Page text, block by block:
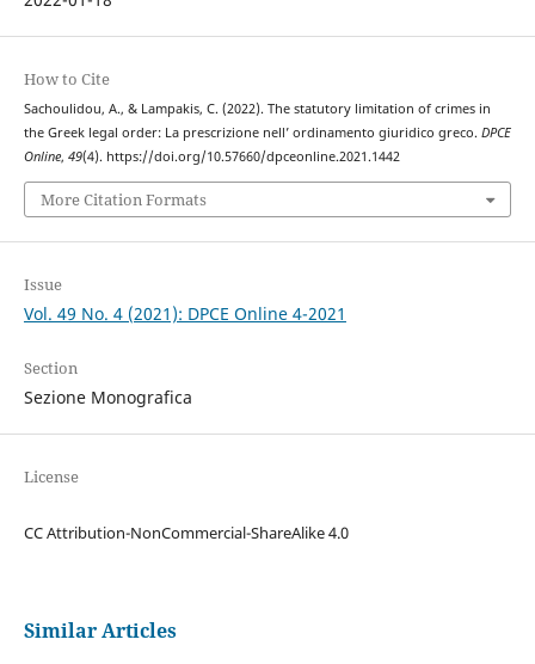
How to Cite
Sachoulidou, A., & Lampakis, C. (2022). The statutory limitation of crimes in
the Greek legal order: La prescrizione nell’ ordinamento giuridico greco. DPCE
Online, 49(4). https://doi.org/10.57660/dpceonline.2021.1442
More Citation Formats
Issue
Vol. 49 No. 4 (2021): DPCE Online 4-2021
Section
Sezione Monografica
License
CC Attribution-NonCommercial-ShareAlike 4.0
Similar Articles